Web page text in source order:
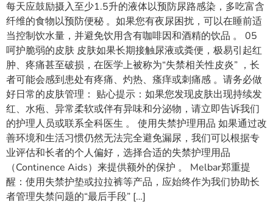
每天应鼓励摄入至少1.5升的液体以预防尿路感染，多吃富含
纤维的食物以预防便秘 。如果您有夜尿困扰，可以在睡前适
当控制饮水量，并避免饮用含有咖啡因和酒精的饮品 。 05
呵护脆弱的皮肤 皮肤如果长期接触尿液或粪便，极易引起红
肿、疼痛甚至破损，在医学上被称为“失禁相关性皮炎” ，长
者可能会感到患处有疼痛、灼热、瘙痒或刺痛感 。请务必做
好日常的皮肤管理： 贴心提示：如果您发现皮肤出现持续发
红、水疱、异常柔软或伴有异味和分泌物，请立即告诉我们
的护理人员或联系全科医生 。 使用失禁护理用品 如果通过改
善环境和生活习惯仍然无法完全避免漏尿，我们可以根据专
业评估和长者的个人偏好，选择合适的失禁护理用品
（Continence Aids）来提供额外的保护 。 Melbar郑重提
醒：使用失禁护垫或拉拉裤等产品，应始终作为我们协助长
者管理失禁问题的“最后手段” […]